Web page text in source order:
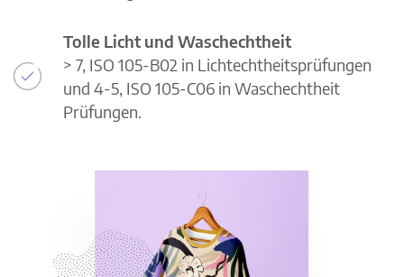
Tolle Licht und Waschechtheit
> 7, ISO 105-B02 in Lichtechtheitsprüfungen
und 4-5, ISO 105-C06 in Waschechtheit
Prüfungen.